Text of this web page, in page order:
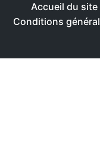
Accueil du site
Conditions